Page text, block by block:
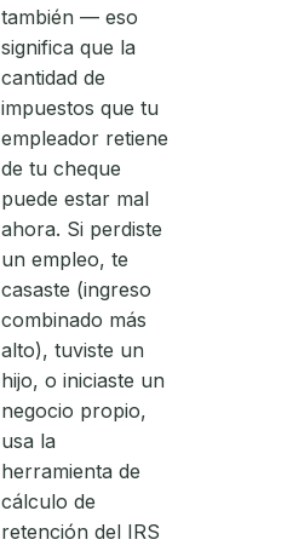
también — eso
significa que la
cantidad de
impuestos que tu
empleador retiene
de tu cheque
puede estar mal
ahora. Si perdiste
un empleo, te
casaste (ingreso
combinado más
alto), tuviste un
hijo, o iniciaste un
negocio propio,
usa la
herramienta de
cálculo de
retención del IRS